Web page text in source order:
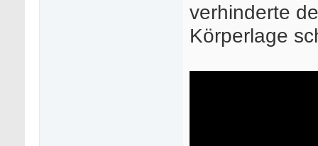
verhinderte
Körperlage